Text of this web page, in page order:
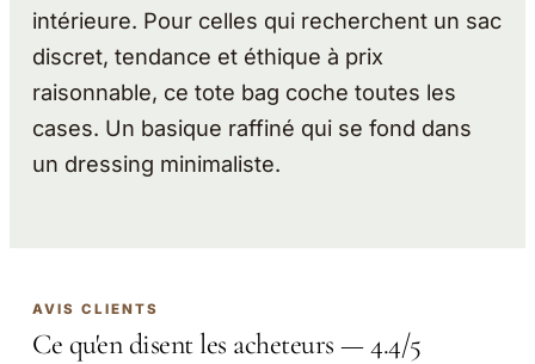
intérieure. Pour celles qui recherchent un sac
discret, tendance et éthique à prix
raisonnable, ce tote bag coche toutes les
cases. Un basique raffiné qui se fond dans
un dressing minimaliste.
AVIS CLIENTS
Ce qu'en disent les acheteurs — 4.4/5